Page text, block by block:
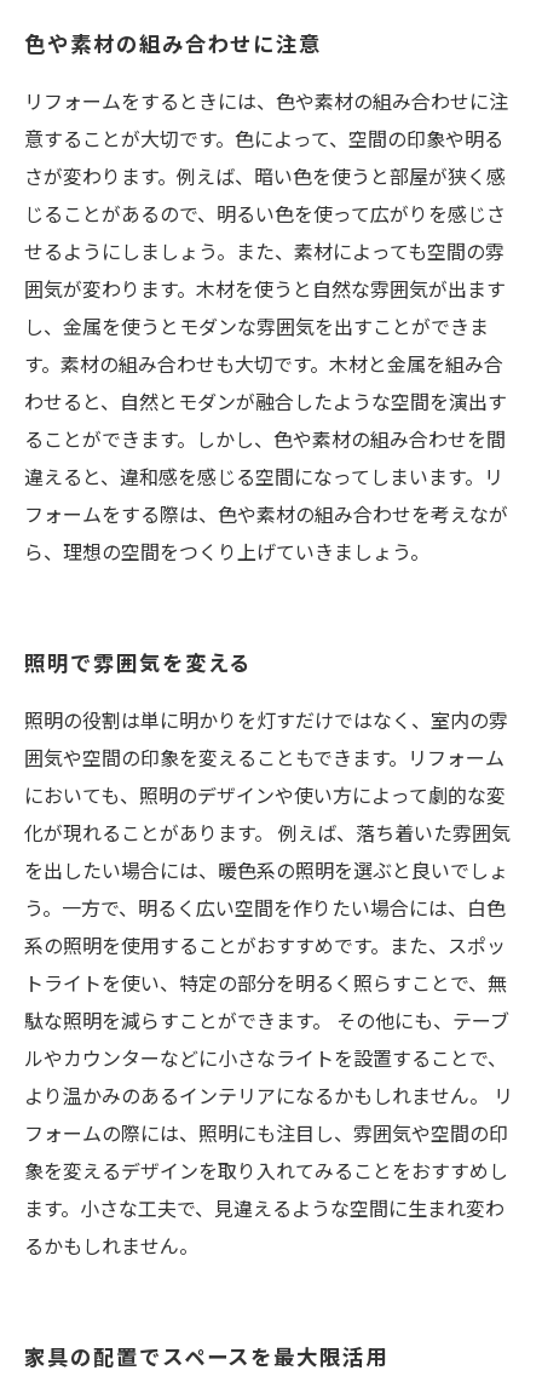
色や素材の組み合わせに注意
リフォームをするときには、色や素材の組み合わせに注
意することが大切です。色によって、空間の印象や明る
さが変わります。例えば、暗い色を使うと部屋が狭く感
じることがあるので、明るい色を使って広がりを感じさ
せるようにしましょう。また、素材によっても空間の雰
囲気が変わります。木材を使うと自然な雰囲気が出ます
し、金属を使うとモダンな雰囲気を出すことができま
す。素材の組み合わせも大切です。木材と金属を組み合
わせると、自然とモダンが融合したような空間を演出す
ることができます。しかし、色や素材の組み合わせを間
違えると、違和感を感じる空間になってしまいます。リ
フォームをする際は、色や素材の組み合わせを考えなが
ら、理想の空間をつくり上げていきましょう。
照明で雰囲気を変える
照明の役割は単に明かりを灯すだけではなく、室内の雰
囲気や空間の印象を変えることもできます。リフォーム
においても、照明のデザインや使い方によって劇的な変
化が現れることがあります。 例えば、落ち着いた雰囲気
を出したい場合には、暖色系の照明を選ぶと良いでしょ
う。一方で、明るく広い空間を作りたい場合には、白色
系の照明を使用することがおすすめです。また、スポッ
トライトを使い、特定の部分を明るく照らすことで、無
駄な照明を減らすことができます。 その他にも、テーブ
ルやカウンターなどに小さなライトを設置することで、
より温かみのあるインテリアになるかもしれません。 リ
フォームの際には、照明にも注目し、雰囲気や空間の印
象を変えるデザインを取り入れてみることをおすすめし
ます。小さな工夫で、見違えるような空間に生まれ変わ
るかもしれません。
家具の配置でスペースを最大限活用